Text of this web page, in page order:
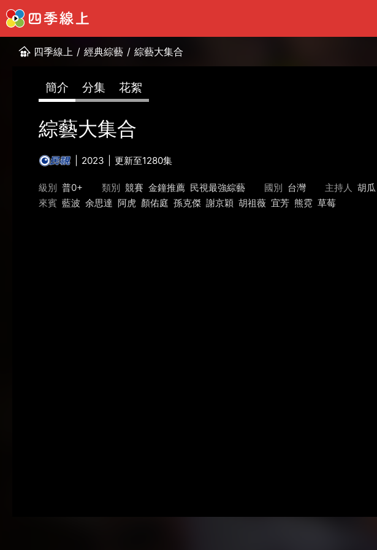
四季線上 / 經典綜藝 / 綜藝大集合
簡介 分集 花絮
綜藝大集合
2023 更新至1280集
級別 普0+ 類別 競賽 金鐘推薦 民視最強綜藝 國別 台灣 主持人 胡瓜
來賓 藍波 余思達 阿虎 顏佑庭 孫克傑 謝京穎 胡祖薇 宜芳 熊霓 草莓